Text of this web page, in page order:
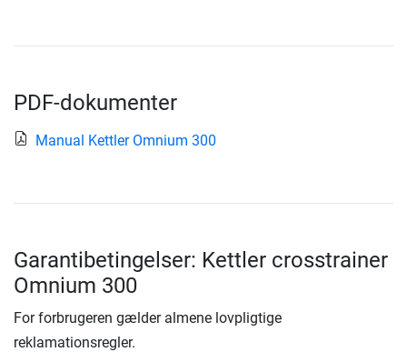
PDF-dokumenter
Manual Kettler Omnium 300
Garantibetingelser: Kettler crosstrainer
Omnium 300
For forbrugeren gælder almene lovpligtige
reklamationsregler.